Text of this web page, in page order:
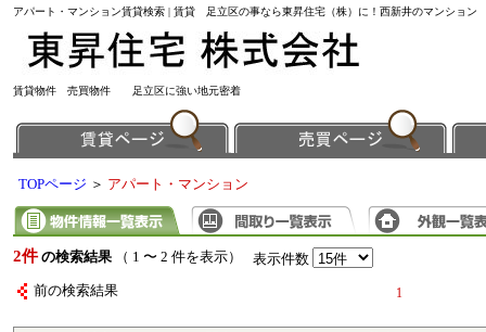
アパート・マンション賃貸検索 | 賃貸 足立区の事なら東昇住宅（株）に！西新井のマンシ
賃貸物件 売買物件 足立区に強い地元密着
TOPページ ＞ アパート・マンション
2件 の検索結果 （ 1 〜 2 件を表示） 表示件数
前の検索結果 1